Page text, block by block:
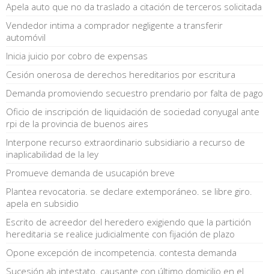
Apela auto que no da traslado a citación de terceros solicitada
Vendedor intima a comprador negligente a transferir
automóvil
Inicia juicio por cobro de expensas
Cesión onerosa de derechos hereditarios por escritura
Demanda promoviendo secuestro prendario por falta de pago
Oficio de inscripción de liquidación de sociedad conyugal ante
rpi de la provincia de buenos aires
Interpone recurso extraordinario subsidiario a recurso de
inaplicabilidad de la ley
Promueve demanda de usucapión breve
Plantea revocatoria. se declare extemporáneo. se libre giro.
apela en subsidio
Escrito de acreedor del heredero exigiendo que la partición
hereditaria se realice judicialmente con fijación de plazo
Opone excepción de incompetencia. contesta demanda
Sucesión ab intestato. causante con último domicilio en el